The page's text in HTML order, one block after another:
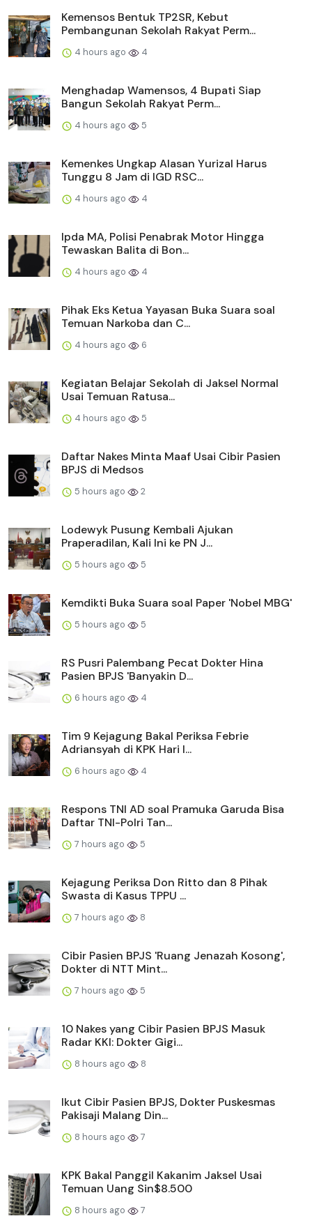
Kemensos Bentuk TP2SR, Kebut
Pembangunan Sekolah Rakyat Perm...
4 hours ago 4
Menghadap Wamensos, 4 Bupati Siap
Bangun Sekolah Rakyat Perm...
4 hours ago 5
Kemenkes Ungkap Alasan Yurizal Harus
Tunggu 8 Jam di IGD RSC...
4 hours ago 4
Ipda MA, Polisi Penabrak Motor Hingga
Tewaskan Balita di Bon...
4 hours ago 4
Pihak Eks Ketua Yayasan Buka Suara soal
Temuan Narkoba dan C...
4 hours ago 6
Kegiatan Belajar Sekolah di Jaksel Normal
Usai Temuan Ratusa...
4 hours ago 5
Daftar Nakes Minta Maaf Usai Cibir Pasien
BPJS di Medsos
5 hours ago 2
Lodewyk Pusung Kembali Ajukan
Praperadilan, Kali Ini ke PN J...
5 hours ago 5
Kemdikti Buka Suara soal Paper 'Nobel MBG'
5 hours ago 5
RS Pusri Palembang Pecat Dokter Hina
Pasien BPJS 'Banyakin D...
6 hours ago 4
Tim 9 Kejagung Bakal Periksa Febrie
Adriansyah di KPK Hari I...
6 hours ago 4
Respons TNI AD soal Pramuka Garuda Bisa
Daftar TNI-Polri Tan...
7 hours ago 5
Kejagung Periksa Don Ritto dan 8 Pihak
Swasta di Kasus TPPU ...
7 hours ago 8
Cibir Pasien BPJS 'Ruang Jenazah Kosong',
Dokter di NTT Mint...
7 hours ago 5
10 Nakes yang Cibir Pasien BPJS Masuk
Radar KKI: Dokter Gigi...
8 hours ago 8
Ikut Cibir Pasien BPJS, Dokter Puskesmas
Pakisaji Malang Din...
8 hours ago 7
KPK Bakal Panggil Kakanim Jaksel Usai
Temuan Uang Sin$8.500
8 hours ago 7